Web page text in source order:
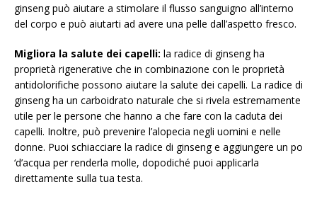
ginseng può aiutare a stimolare il flusso sanguigno all’interno
del corpo e può aiutarti ad avere una pelle dall’aspetto fresco.
Migliora la salute dei capelli: la radice di ginseng ha
proprietà rigenerative che in combinazione con le proprietà
antidolorifiche possono aiutare la salute dei capelli. La radice di
ginseng ha un carboidrato naturale che si rivela estremamente
utile per le persone che hanno a che fare con la caduta dei
capelli. Inoltre, può prevenire l’alopecia negli uomini e nelle
donne. Puoi schiacciare la radice di ginseng e aggiungere un po
‘d’acqua per renderla molle, dopodiché puoi applicarla
direttamente sulla tua testa.